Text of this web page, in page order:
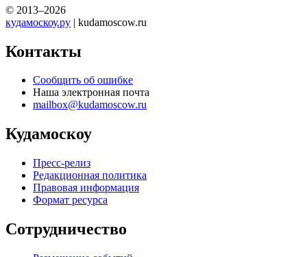
© 2013–2026
кудамоскоу.ру | kudamoscow.ru
Контакты
Сообщить об ошибке
Наша электронная почта
mailbox@kudamoscow.ru
Кудамоскоу
Пресс-релиз
Редакционная политика
Правовая информация
Формат ресурса
Сотрудничество